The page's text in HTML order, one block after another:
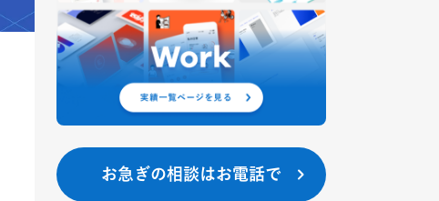
お急ぎの相談はお電話で